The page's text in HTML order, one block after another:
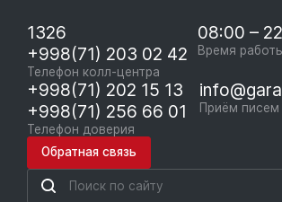
1326
+998(71) 203 02 42
Телефон колл-центра
08:00 –
Время
+998(71) 202 15 13
+998(71) 256 66 01
Телефон доверия
Приём
Обратная связь